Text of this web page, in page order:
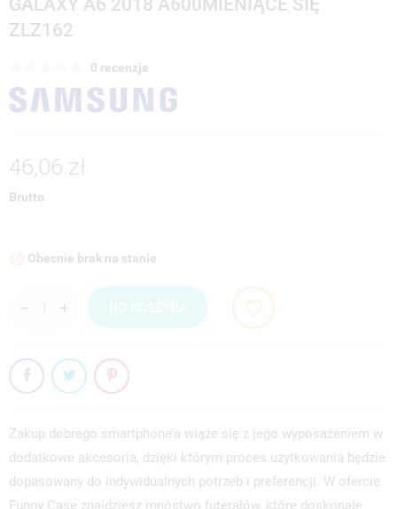
GALAXY A6 2018 A600MIENIĄCE SIĘ
ZLZ162
0 recenzje
46,06 zł
Brutto
 Obecnie brak na stanie
Zakup dobrego smartphone’a wiąże się z jego wyposażeniem w
dodatkowe akcesoria, dzięki którym proces użytkowania będzie
dopasowany do indywidualnych potrzeb i preferencji. W ofercie
Funny Case znajdziesz mnóstwo futerałów, które doskonale